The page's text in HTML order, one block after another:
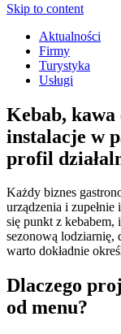
Skip to content
Aktualności
Firmy
Turystyka
Usługi
Kebab, kawa
instalacje w
profil
Każdy biznes
urządzenia i
się punkt z kebabem,
sezonową lodziarnię,
warto dokładnie
Dlaczego
od menu?